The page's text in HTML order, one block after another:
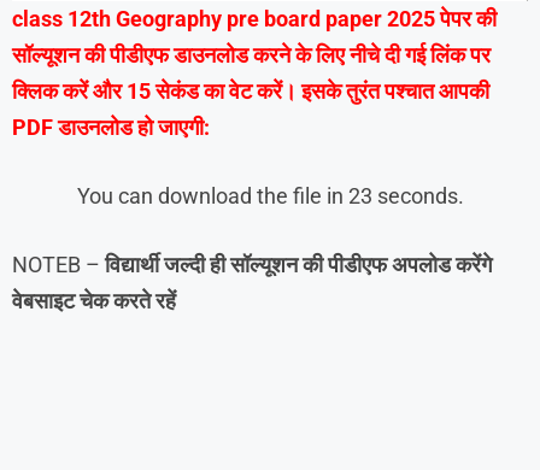
class 12th Geography pre board paper 2025 पेपर की
सॉल्यूशन की पीडीएफ डाउनलोड करने के लिए नीचे दी गई लिंक पर
क्लिक करें और 15 सेकंड का वेट करें। इसके तुरंत पश्चात आपकी
PDF डाउनलोड हो जाएगी:
You can download the file in 21 seconds.
NOTEB –विद्यार्थी जल्दी ही सॉल्यूशन की पीडीएफ अपलोड करेंगे
वेबसाइट चेक करते रहें